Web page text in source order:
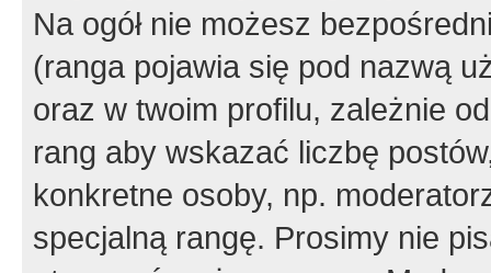
Na ogół nie możesz
(ranga pojawia się pod nazwą
oraz w twoim profilu, zależnie
rang aby wskazać liczbę
konkretne osoby, np.
specjalną rangę. Prosimy nie